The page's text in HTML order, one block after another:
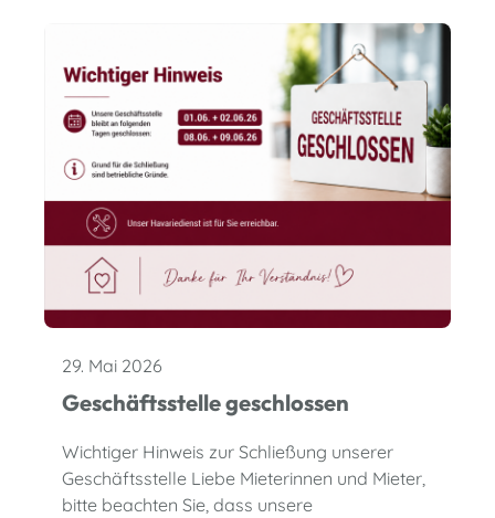
29. Mai 2026
Geschäftsstelle geschlossen
Wichtiger Hinweis zur Schließung unserer
Geschäftsstelle Liebe Mieterinnen und Mieter,
bitte beachten Sie, dass unsere